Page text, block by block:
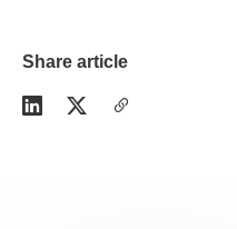
Share article